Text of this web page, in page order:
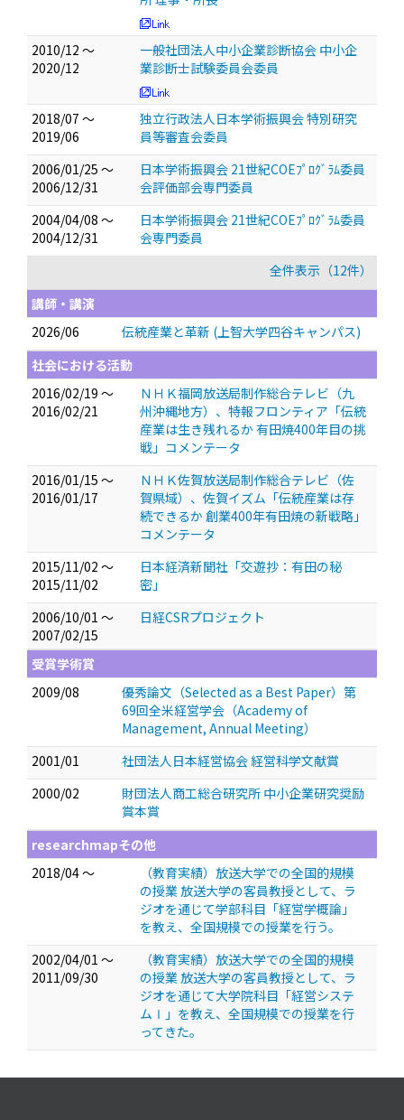
2010/12 ～
2020/12
一般社団法人中小企業診断協会 中小企
業診断士試験委員会委員
2018/07 ～
2019/06
独立行政法人日本学術振興会 特別研究
員等審査会委員
2006/01/25 ～
2006/12/31
日本学術振興会 21世紀COEﾌﾟﾛｸﾞﾗﾑ委員
会評価部会専門委員
2004/04/08 ～
2004/12/31
日本学術振興会 21世紀COEﾌﾟﾛｸﾞﾗﾑ委員
会専門委員
全件表示（12件）
講師・講演
2026/06
伝統産業と革新 (上智大学四谷キャンパス)
社会における活動
2016/02/19 ～
2016/02/21
ＮＨＫ福岡放送局制作総合テレビ（九
州沖縄地方）、特報フロンティア「伝統
産業は生き残れるか 有田焼400年目の挑
戦」コメンテータ
2016/01/15 ～
2016/01/17
ＮＨＫ佐賀放送局制作総合テレビ（佐
賀県域）、佐賀イズム「伝統産業は存
続できるか 創業400年有田焼の新戦略」
コメンテータ
2015/11/02 ～
2015/11/02
日本経済新聞社「交遊抄：有田の秘
密」
2006/10/01 ～
2007/02/15
日経CSRプロジェクト
受賞学術賞
2009/08
優秀論文（Selected as a Best Paper）第
69回全米経営学会（Academy of
Management, Annual Meeting）
2001/01
社団法人日本経営協会 経営科学文献賞
2000/02
財団法人商工総合研究所 中小企業研究奨励
賞本賞
researchmapその他
2018/04 ～
（教育実績）放送大学での全国的規模
の授業 放送大学の客員教授として、ラ
ジオを通じて学部科目「経営学概論」
を教え、全国規模での授業を行う。
2002/04/01 ～
2011/09/30
（教育実績）放送大学での全国的規模
の授業 放送大学の客員教授として、ラ
ジオを通じて大学院科目「経営システ
ムⅠ」を教え、全国規模での授業を行
ってきた。